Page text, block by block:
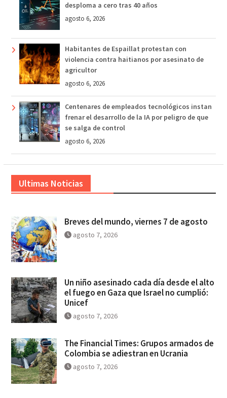
desploma a cero tras 40 años
agosto 6, 2026
Habitantes de Espaillat protestan con
violencia contra haitianos por asesinato de
agricultor
agosto 6, 2026
Centenares de empleados tecnológicos instan
frenar el desarrollo de la IA por peligro de que
se salga de control
agosto 6, 2026
Ultimas Noticias
Breves del mundo, viernes 7 de agosto
agosto 7, 2026
Un niño asesinado cada día desde el alto
el fuego en Gaza que Israel no cumplió:
Unicef
agosto 7, 2026
The Financial Times: Grupos armados de
Colombia se adiestran en Ucrania
agosto 7, 2026